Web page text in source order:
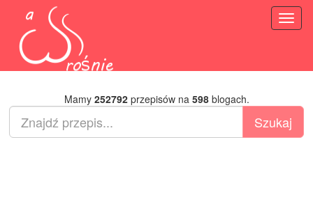
Mamy 252792przepisów na 598blogach.